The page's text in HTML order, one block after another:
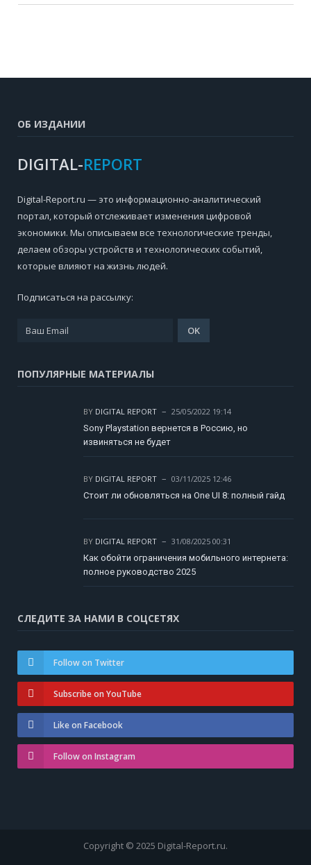
ОБ ИЗДАНИИ
DIGITAL-REPORT
Digital-Report.ru — это информационно-аналитический
портал, который отслеживает изменения цифровой
экономики. Мы описываем все технологические тренды,
делаем обзоры устройств и технологических событий,
которые влияют на жизнь людей.
Подписаться на рассылку:
ПОПУЛЯРНЫЕ МАТЕРИАЛЫ
BY DIGITAL REPORT
25/05/2022 19:14
Sony Playstation вернется в Россию, но
извиняться не будет
BY DIGITAL REPORT
03/11/2025 12:46
Стоит ли обновляться на One UI 8: полный гайд
BY DIGITAL REPORT
31/08/2025 00:31
Как обойти ограничения мобильного интернета:
полное руководство 2025
СЛЕДИТЕ ЗА НАМИ В СОЦСЕТЯХ
Follow on Twitter
Subscribe on YouTube
Like on Facebook
Follow on Instagram
Copyright © 2025 Digital-Report.ru.